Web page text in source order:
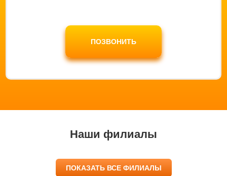
ПОЗВОНИТЬ
Наши филиалы
ПОКАЗАТЬ ВСЕ ФИЛИАЛЫ